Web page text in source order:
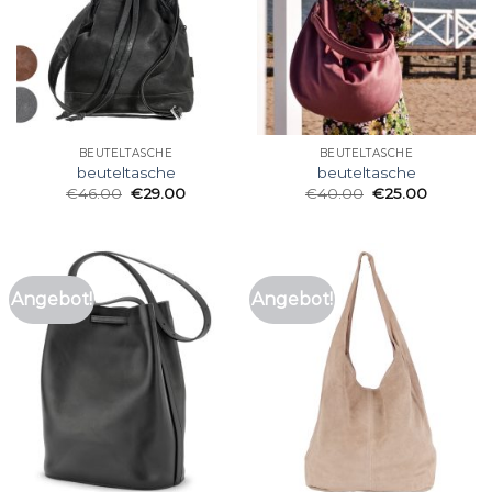
BEUTELTASCHE
beuteltasche
€46.00 €29.00
BEUTELTASCHE
beuteltasche
€40.00 €25.00
Angebot! Angebot!